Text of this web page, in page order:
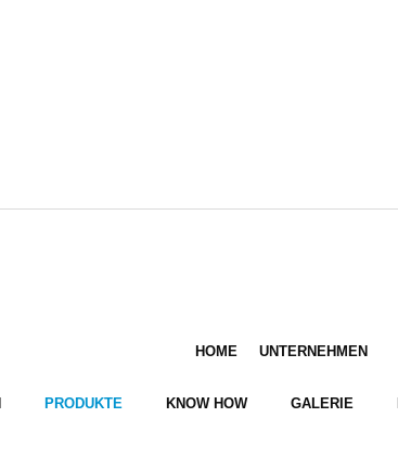
HOME UNTERNEHMEN
PRODUKTE KNOW HOW GALERIE